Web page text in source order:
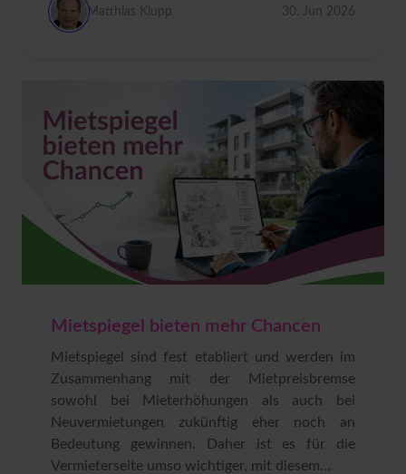
Matthias Klupp 30. Jun 2026
Mietspiegel bieten mehr Chancen
Mietspiegel sind fest etabliert und werden im
Zusammenhang mit der Mietpreisbremse
sowohl bei Mieterhöhungen als auch bei
Neuvermietungen zukünftig eher noch an
Bedeutung gewinnen. Daher ist es für die
Vermieterseite umso wichtiger, mit diesem...